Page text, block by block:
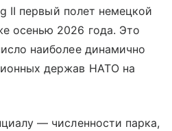
II первый полет немецкой
осенью 2026 года. Это
наиболее динамично
держав НАТО на
— численности парка,